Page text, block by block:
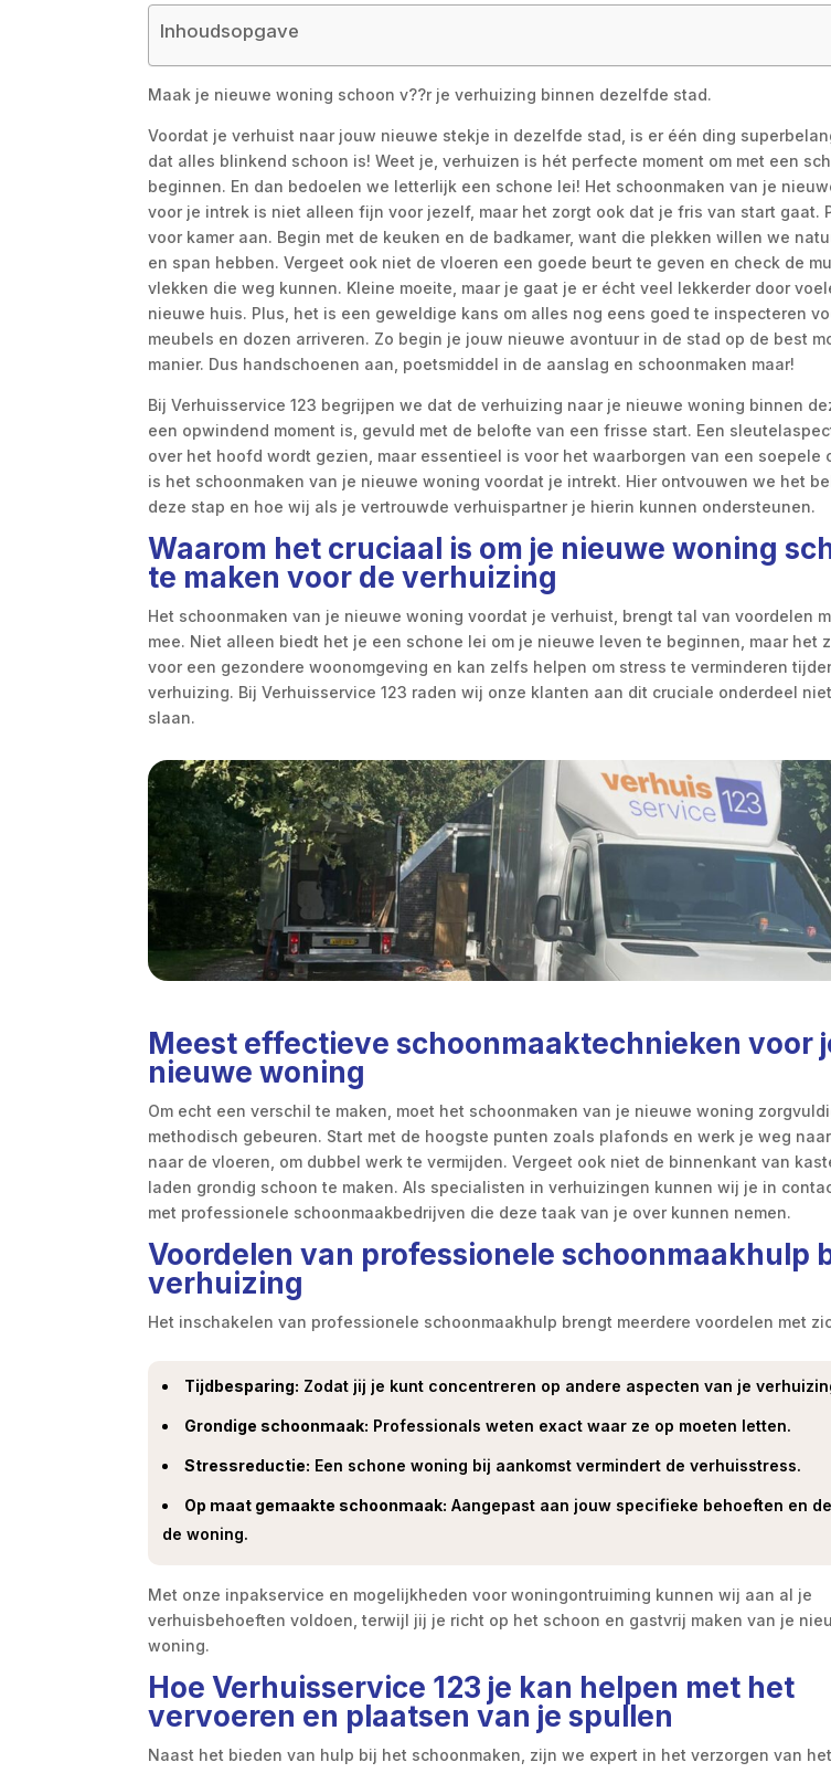
Inhoudsopgave
Maak je nieuwe woning schoon v??r je verhuizing binnen dezelfde stad.
Voordat je verhuist naar jouw nieuwe stekje in dezelfde stad, is er één ding
dat alles blinkend schoon is! Weet je, verhuizen is hét perfecte moment om met een
beginnen. En dan bedoelen we letterlijk een schone lei! Het schoonmaken van je
voor je intrek is niet alleen fijn voor jezelf, maar het zorgt ook dat je fris van start gaat.
voor kamer aan. Begin met de keuken en de badkamer, want die plekken willen we
en span hebben. Vergeet ook niet de vloeren een goede beurt te geven en check de
vlekken die weg kunnen. Kleine moeite, maar je gaat je er écht veel lekkerder door
nieuwe huis. Plus, het is een geweldige kans om alles nog eens goed te inspecteren
meubels en dozen arriveren. Zo begin je jouw nieuwe avontuur in de stad op de best
manier. Dus handschoenen aan, poetsmiddel in de aanslag en schoonmaken maar!
Bij Verhuisservice 123 begrijpen we dat de verhuizing naar je nieuwe woning binnen
een opwindend moment is, gevuld met de belofte van een frisse start. Een
over het hoofd wordt gezien, maar essentieel is voor het waarborgen van een soepele
is het schoonmaken van je nieuwe woning voordat je intrekt. Hier ontvouwen we het
deze stap en hoe wij als je vertrouwde verhuispartner je hierin kunnen ondersteunen.
Waarom het cruciaal is om je nieuwe woning
te maken voor de verhuizing
Het schoonmaken van je nieuwe woning voordat je verhuist, brengt tal van voordelen
mee. Niet alleen biedt het je een schone lei om je nieuwe leven te beginnen, maar het
voor een gezondere woonomgeving en kan zelfs helpen om stress te verminderen
verhuizing. Bij Verhuisservice 123 raden wij onze klanten aan dit cruciale onderdeel
slaan.
Meest effectieve schoonmaaktechnieken voor
nieuwe woning
Om echt een verschil te maken, moet het schoonmaken van je nieuwe woning
methodisch gebeuren. Start met de hoogste punten zoals plafonds en werk je weg
naar de vloeren, om dubbel werk te vermijden. Vergeet ook niet de binnenkant van
laden grondig schoon te maken. Als specialisten in verhuizingen kunnen wij je in
met professionele schoonmaakbedrijven die deze taak van je over kunnen nemen.
Voordelen van professionele schoonmaakhulp
verhuizing
Het inschakelen van professionele schoonmaakhulp brengt meerdere voordelen met
Tijdbesparing: Zodat jij je kunt concentreren op andere aspecten van je
Grondige schoonmaak: Professionals weten exact waar ze op moeten letten.
Stressreductie: Een schone woning bij aankomst vermindert de verhuisstress.
Op maat gemaakte schoonmaak: Aangepast aan jouw specifieke behoeften en
de woning.
Met onze inpakservice en mogelijkheden voor woningontruiming kunnen wij aan al je
verhuisbehoeften voldoen, terwijl jij je richt op het schoon en gastvrij maken van je
woning.
Hoe Verhuisservice 123 je kan helpen met het
vervoeren en plaatsen van je spullen
Naast het bieden van hulp bij het schoonmaken, zijn we expert in het verzorgen van